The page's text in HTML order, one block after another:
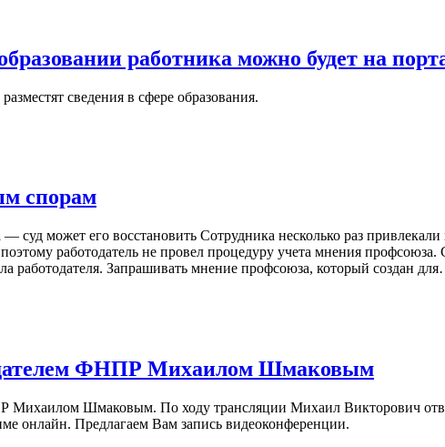
работника можно будет на
сведения в сфере образования.
спорам
суд может его восстановить Сотрудника несколько раз
работодатель не провел процедуру учета мнения
работодателя. Запрашивать мнение профсоюза, который создан
ФНПР Михаилом Шмаковым
Михаилом Шмаковым. По ходу трансляции Михаил Викторович
онлайн. Предлагаем Вам запись видеоконференции.